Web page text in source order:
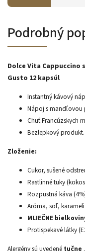
Podrobný
Dolce Vita Cappuccino
Gusto 12 kapsúl
Instantný kávový
Nápoj s mandľovou
Chuť Francúzskych
Bezlepkový produkt.
Zloženie:
Cukor, sušené
Rastlinné tuky
Rozpustná káva
Aróma, soľ,
MLIEČNE
Protispekavé látky
Alergény sú uvedené tučne .